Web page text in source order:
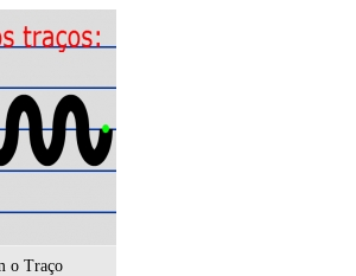
o Traço